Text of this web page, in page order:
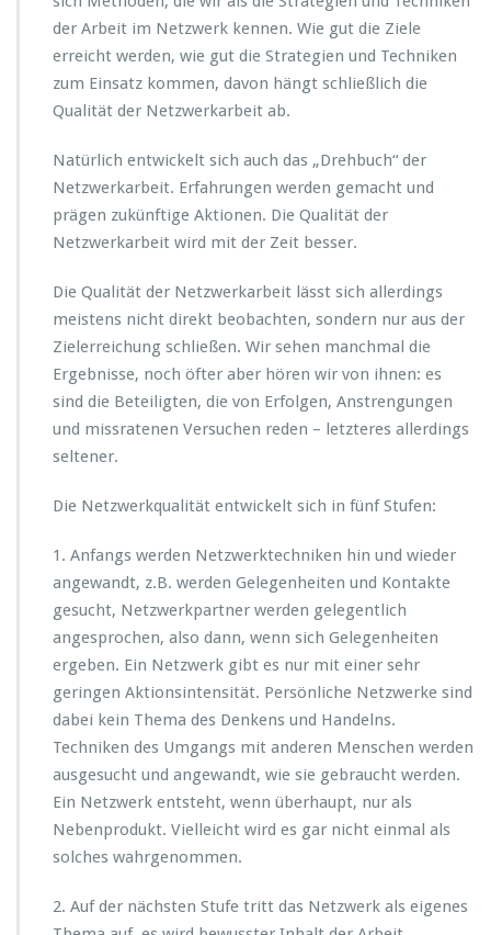
der Arbeit im Netzwerk kennen. Wie gut die Ziele
erreicht werden, wie gut die Strategien und Techniken
zum Einsatz kommen, davon hängt schließlich die
Qualität der Netzwerkarbeit ab.
Natürlich entwickelt sich auch das „Drehbuch“ der
Netzwerkarbeit. Erfahrungen werden gemacht und
prägen zukünftige Aktionen. Die Qualität der
Netzwerkarbeit wird mit der Zeit besser.
Die Qualität der Netzwerkarbeit lässt sich allerdings
meistens nicht direkt beobachten, sondern nur aus der
Zielerreichung schließen. Wir sehen manchmal die
Ergebnisse, noch öfter aber hören wir von ihnen: es
sind die Beteiligten, die von Erfolgen, Anstrengungen
und missratenen Versuchen reden – letzteres allerdings
seltener.
Die Netzwerkqualität entwickelt sich in fünf Stufen:
1. Anfangs werden Netzwerktechniken hin und wieder
angewandt, z.B. werden Gelegenheiten und Kontakte
gesucht, Netzwerkpartner werden gelegentlich
angesprochen, also dann, wenn sich Gelegenheiten
ergeben. Ein Netzwerk gibt es nur mit einer sehr
geringen Aktionsintensität. Persönliche Netzwerke sind
dabei kein Thema des Denkens und Handelns.
Techniken des Umgangs mit anderen Menschen werden
ausgesucht und angewandt, wie sie gebraucht werden.
Ein Netzwerk entsteht, wenn überhaupt, nur als
Nebenprodukt. Vielleicht wird es gar nicht einmal als
solches wahrgenommen.
2. Auf der nächsten Stufe tritt das Netzwerk als eigenes